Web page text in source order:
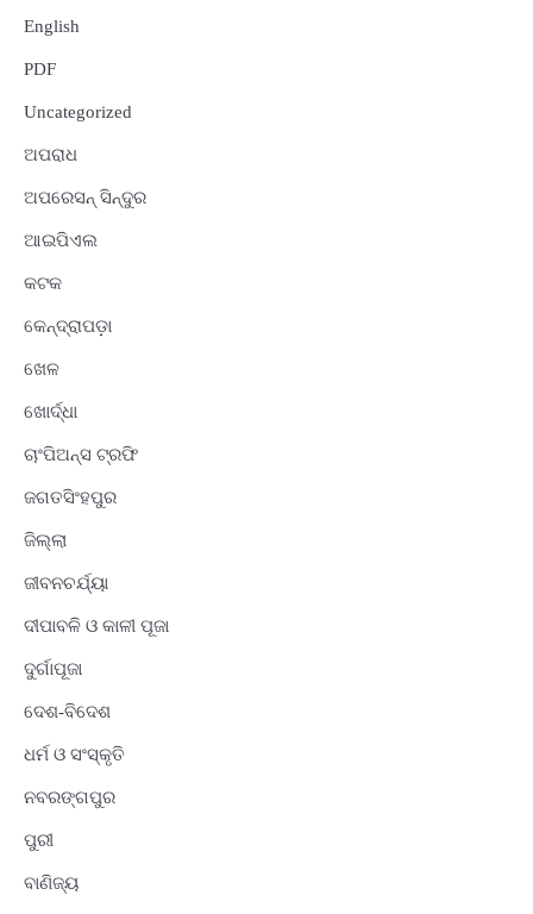
English
PDF
Uncategorized
ଅପରାଧ
ଅପରେସନ୍ ସିନ୍ଦୁର
ଆଇପିଏଲ
କଟକ
କେନ୍ଦ୍ରାପଡ଼ା
ଖେଳ
ଖୋର୍ଦ୍ଧା
ଚାଂପିଅନ୍ସ ଟ୍ରଫି
ଜଗତସିଂହପୁର
ଜିଲ୍ଲା
ଜୀବନଚର୍ଯ୍ୟା
ଦୀପାବଳି ଓ କାଳୀ ପୂଜା
ଦୁର୍ଗାପୂଜା
ଦେଶ-ବିଦେଶ
ଧର୍ମ ଓ ସଂସ୍କୃତି
ନବରଙ୍ଗପୁର
ପୁରୀ
ବାଣିଜ୍ୟ